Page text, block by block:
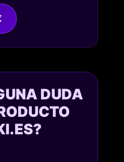
DUDA